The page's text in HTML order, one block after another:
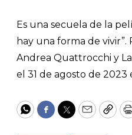
Es una secuela de la
hay una forma de
Andrea Quattrocchi y
el 31 de agosto de 2023
WhatsApp
Facebook
Twitter
Email